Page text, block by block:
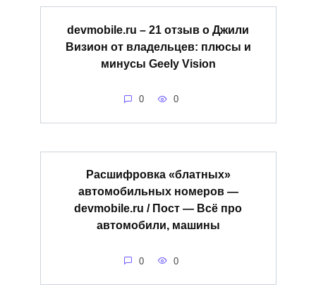
devmobile.ru – 21 отзыв о Джили
Визион от владельцев: плюсы и
минусы Geely Vision
0 0
Расшифровка «блатных»
автомобильных номеров —
devmobile.ru / Пост — Всё про
автомобили, машины
0 0